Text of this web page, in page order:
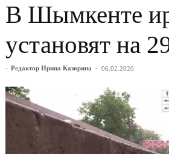
В Шымкенте
установят на
- Редактор Ирина Казорина - 06.02.2020